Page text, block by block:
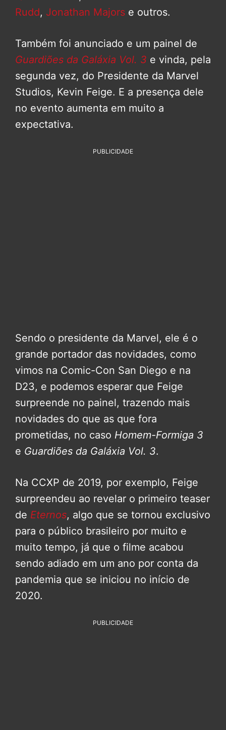
Rudd, Jonathan Majors e outros.
Também foi anunciado e um painel de
Guardiões da Galáxia Vol. 3 e vinda, pela
segunda vez, do Presidente da Marvel
Studios, Kevin Feige. E a presença dele
no evento aumenta em muito a
expectativa.
PUBLICIDADE
Sendo o presidente da Marvel, ele é o
grande portador das novidades, como
vimos na Comic-Con San Diego e na
D23, e podemos esperar que Feige
surpreende no painel, trazendo mais
novidades do que as que fora
prometidas, no caso Homem-Formiga 3
e Guardiões da Galáxia Vol. 3.
Na CCXP de 2019, por exemplo, Feige
surpreendeu ao revelar o primeiro teaser
de Eternos, algo que se tornou exclusivo
para o público brasileiro por muito e
muito tempo, já que o filme acabou
sendo adiado em um ano por conta da
pandemia que se iniciou no início de
2020.
PUBLICIDADE